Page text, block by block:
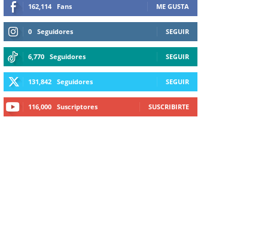
162,114 Fans ME GUSTA
0 Seguidores SEGUIR
6,770 Seguidores SEGUIR
131,842 Seguidores SEGUIR
116,000 Suscriptores SUSCRIBIRTE